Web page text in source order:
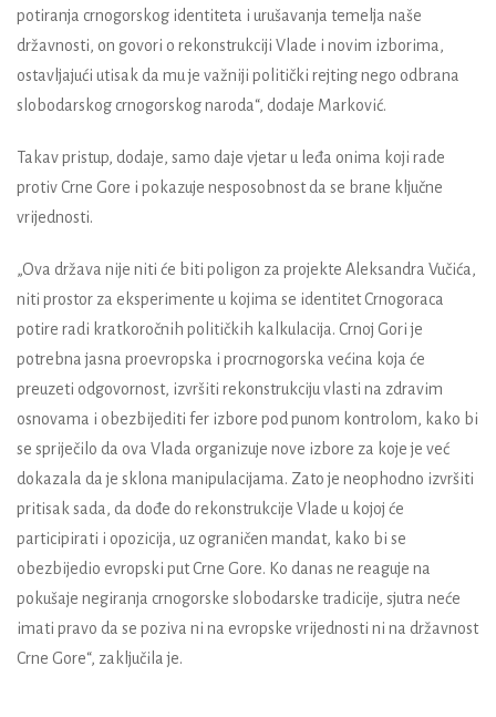
potiranja crnogorskog identiteta i urušavanja temelja naše
državnosti, on govori o rekonstrukciji Vlade i novim izborima,
ostavljajući utisak da mu je važniji politički rejting nego odbrana
slobodarskog crnogorskog naroda“, dodaje Marković.
Takav pristup, dodaje, samo daje vjetar u leđa onima koji rade
protiv Crne Gore i pokazuje nesposobnost da se brane ključne
vrijednosti.
„Ova država nije niti će biti poligon za projekte Aleksandra Vučića,
niti prostor za eksperimente u kojima se identitet Crnogoraca
potire radi kratkoročnih političkih kalkulacija. Crnoj Gori je
potrebna jasna proevropska i procrnogorska većina koja će
preuzeti odgovornost, izvršiti rekonstrukciju vlasti na zdravim
osnovama i obezbijediti fer izbore pod punom kontrolom, kako bi
se spriječilo da ova Vlada organizuje nove izbore za koje je već
dokazala da je sklona manipulacijama. Zato je neophodno izvršiti
pritisak sada, da dođe do rekonstrukcije Vlade u kojoj će
participirati i opozicija, uz ograničen mandat, kako bi se
obezbijedio evropski put Crne Gore. Ko danas ne reaguje na
pokušaje negiranja crnogorske slobodarske tradicije, sjutra neće
imati pravo da se poziva ni na evropske vrijednosti ni na državnost
Crne Gore“, zaključila je.